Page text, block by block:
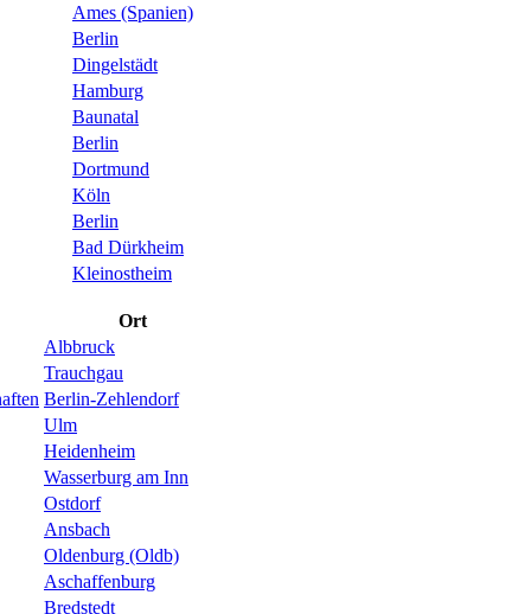
Ames (Spanien)
Berlin
Dingelstädt
Hamburg
Baunatal
Berlin
Dortmund
Köln
Berlin
Bad Dürkheim
Kleinostheim
Ort
Albbruck
Trauchgau
Berlin-Zehlendorf
Ulm
Heidenheim
Wasserburg am Inn
Ostdorf
Ansbach
Oldenburg (Oldb)
Aschaffenburg
Bredstedt